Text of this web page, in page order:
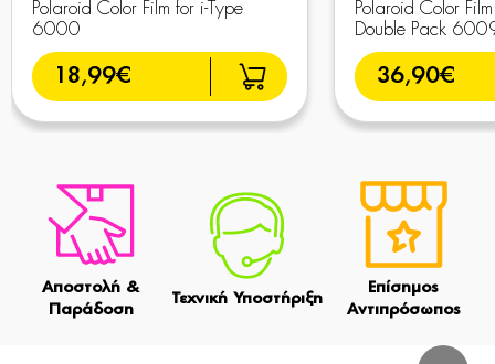
Polaroid Color Film for i-Type
6000
18,99€
Polaroid Color
Double Pack
36,90€
Αποστολή &
Παράδοση
Τεχνική Υποστήριξη
Επίσημος
Αντιπρόσωπος